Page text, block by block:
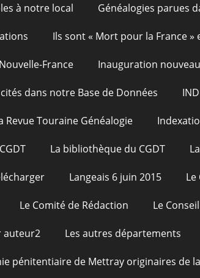
à notre local Généalogies parues
Ils sont « Mort pour la France
France Inauguration
dans notre Base de Données
Revue Touraine Généalogie
La bibliothèque du CGDT
Langeais 6 juin 2015 Le
Le Comité de Rédaction Le
auteur2 Les autres départements
pénitentiaire de Mettray originaires de